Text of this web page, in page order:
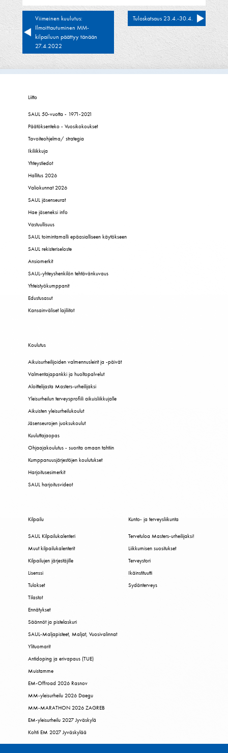
Artikkelien
selaus
Viimeinen kuulutus:
Ilmoittautuminen MM-
kilpailuun päättyy tänään
27.4.2022
Tuloskatsaus 23.4.-30.4.
Liitto
SAUL 50-vuotta - 1971-2021
Päätöksenteko - Vuosikokoukset
Tavoiteohjelma/ strategia
Ikiliikkuja
Yhteystiedot
Hallitus 2026
Valiokunnat 2026
SAUL jäsenseurat
Hae jäseneksi info
Vastuullisuus
SAUL toimintamalli epäasialliseen käytökseen
SAUL rekisteriseloste
Ansiomerkit
SAUL-yhteyshenkilön tehtävänkuvaus
Yhteistyökumppanit
Edustusasut
Kansainväliset lajiliitot
Koulutus
Aikuisurheilijoiden valmennusleirit ja -päivät
Valmentajapankki ja huoltopalvelut
Aloittelijasta Masters-urheilijaksi
Yleisurheilun terveysprofiili aikuisliikkujalle
Aikuisten yleisurheilukoulut
Jäsenseurojen juoksukoulut
Kuuluttajaopas
Ohjaajakoulutus - suorita omaan tahtiin
Kumppanuusjärjestöjen koulutukset
Harjoitusesimerkit
SAUL harjoitusvideot
Kilpailu
SAUL Kilpailukalenteri
Muut kilpailukalenterit
Kilpailujen järjestäjille
Lisenssi
Tulokset
Tilastot
Ennätykset
Säännöt ja pistelaskuri
SAUL-Maljapisteet, Maljat, Vuosivalinnat
Ylituomarit
Antidoping ja erivapaus (TUE)
Muistamme
EM-Offroad 2026 Rasnov
MM-yleisurheilu 2026 Daegu
MM-MARATHON 2026 ZAGREB
EM-yleisurheilu 2027 Jyväskylä
Kohti EM 2027 Jyväskylää
Kunto- ja terveysliikunta
Tervetuloa Masters-urheilijaksi!
Liikkumisen suositukset
Terveystori
Ikäinstituutti
Sydänterveys